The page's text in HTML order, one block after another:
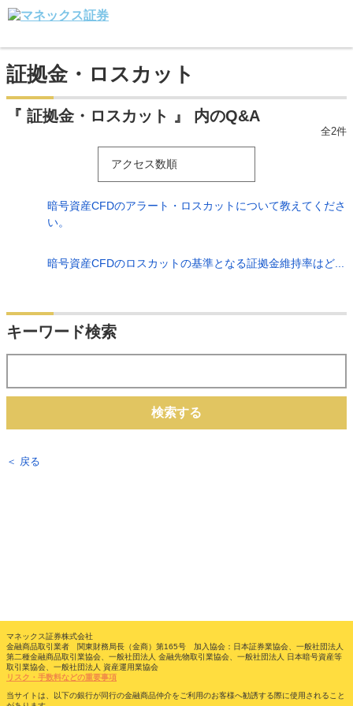
証拠金・ロスカット
『 証拠金・ロスカット 』 内のQ&A
全2件
アクセス数順
暗号資産CFDのアラート・ロスカットについて教えてくださ
い。
暗号資産CFDのロスカットの基準となる証拠金維持率はど...
キーワード検索
検索する
＜ 戻る
マネックス証券株式会社
金融商品取引業者 関東財務局長（金商）第165号 加入協会：日本証券業協会、一般社団法人
第二種金融商品取引業協会、一般社団法人 金融先物取引業協会、一般社団法人 日本暗号資産等
取引業協会、一般社団法人 資産運用業協会
リスク・手数料などの重要事項
当サイトは、以下の銀行が同行の金融商品仲介をご利用のお客様へ勧誘する際に使用されること